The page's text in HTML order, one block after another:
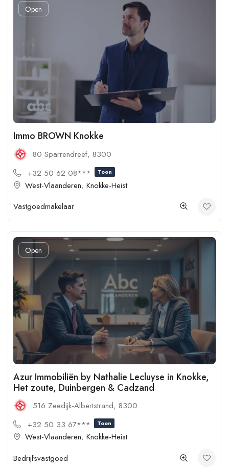
Open
Immo BROWN Knokke
80 Sparrendreef, 8300
+32 50 62 08***
Toon
West-Vlaanderen, Knokke-Heist
Vastgoedmakelaar
Open
Azur Immobiliën by Nathalie Lecluyse in Knokke,
Het zoute, Duinbergen & Cadzand
516 Zeedijk-Albertstrand, 8300
+32 50 33 67***
Toon
West-Vlaanderen, Knokke-Heist
Bedrijfsvastgoed